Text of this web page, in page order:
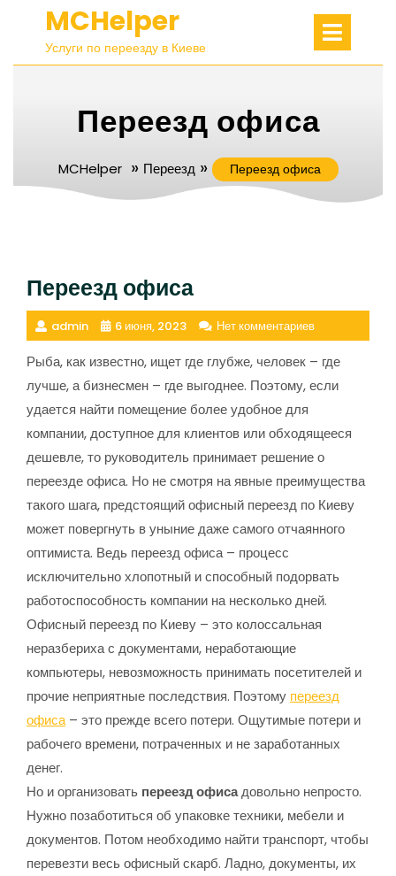
Перейти
содержимому
MCHelper
Услуги по переезду в Киеве
Переезд офиса
MCHelper» Переезд» Переезд офиса
Переезд офиса
admin 6 июня, 2023 Нет комментариев
Рыба, как известно, ищет где глубже, человек – где
лучше, а бизнесмен – где выгоднее. Поэтому, если
удается найти помещение более удобное для
компании, доступное для клиентов или обходящееся
дешевле, то руководитель принимает решение о
переезде офиса. Но не смотря на явные преимущества
такого шага, предстоящий офисный переезд по Киеву
может повергнуть в уныние даже самого отчаянного
оптимиста. Ведь переезд офиса – процесс
исключительно хлопотный и способный подорвать
работоспособность компании на несколько дней.
Офисный переезд по Киеву – это колоссальная
неразбериха с документами, неработающие
компьютеры, невозможность принимать посетителей и
прочие неприятные последствия. Поэтому переезд
офиса– это прежде всего потери. Ощутимые потери и
рабочего времени, потраченных и не заработанных
денег.
Но и организовать переезд офисадовольно непросто.
Нужно позаботиться об упаковке техники, мебели и
документов. Потом необходимо найти транспорт, чтобы
перевезти весь офисный скарб. Ладно, документы, их